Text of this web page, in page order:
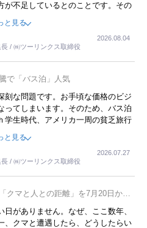
が不足しているとのことです。その
なイベントが行われれば、日本人に
増えるでしょうね。
と見る
/ ㈱ツーリンクス取締役
2026.08.04
で「バス泊」人気
刻な問題です。お手頃な価格のビジ
ってしまいます。そのため、バス泊
学生時代、アメリカ一周の貧乏旅行
ドバスでした。夕方から夜の便を利
た。ただし、若いからできたことで
た、青森に行ったと聞くと、疲れ
ます。
と見る
/ ㈱ツーリンクス取締役
2026.07.27
クマと人との距離」を7月20日から
がありません。なぜ、ここ数年、
、クマと遭遇したら、どうしたらい